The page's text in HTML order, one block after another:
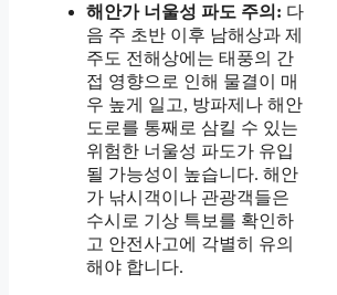
해안가 너울성 파도 주의: 다
음 주 초반 이후 남해상과 제
주도 전해상에는 태풍의 간
접 영향으로 인해 물결이 매
우 높게 일고, 방파제나 해안
도로를 통째로 삼킬 수 있는
위험한 너울성 파도가 유입
될 가능성이 높습니다. 해안
가 낚시객이나 관광객들은
수시로 기상 특보를 확인하
고 안전사고에 각별히 유의
해야 합니다.